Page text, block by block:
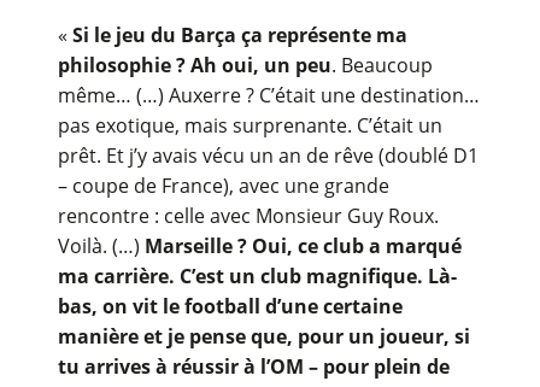
« Si le jeu du Barça ça représente ma
philosophie ? Ah oui, un peu. Beaucoup
même… (…) Auxerre ? C’était une destination…
pas exotique, mais surprenante. C’était un
prêt. Et j’y avais vécu un an de rêve (doublé D1
– coupe de France), avec une grande
rencontre : celle avec Monsieur Guy Roux.
Voilà. (…) Marseille ? Oui, ce club a marqué
ma carrière. C’est un club magnifique. Là-
bas, on vit le football d’une certaine
manière et je pense que, pour un joueur, si
tu arrives à réussir à l’OM – pour plein de